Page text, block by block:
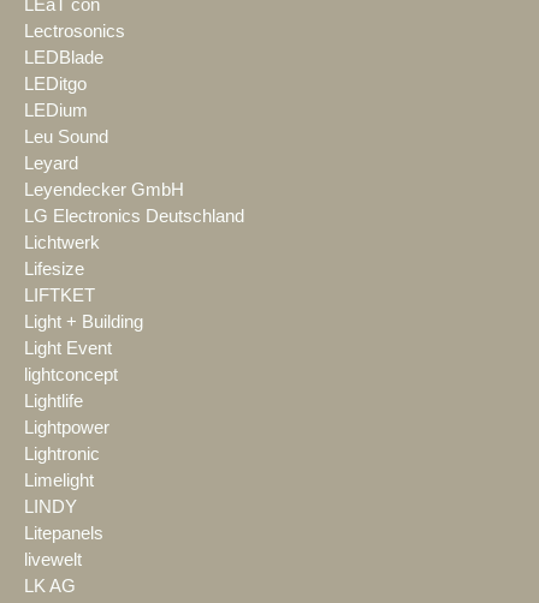
LEaT con
Lectrosonics
LEDBlade
LEDitgo
LEDium
Leu Sound
Leyard
Leyendecker GmbH
LG Electronics Deutschland
Lichtwerk
Lifesize
LIFTKET
Light + Building
Light Event
lightconcept
Lightlife
Lightpower
Lightronic
Limelight
LINDY
Litepanels
livewelt
LK AG